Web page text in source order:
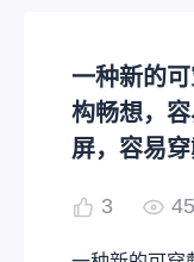
一种新的
构畅想，
屏，容易
3